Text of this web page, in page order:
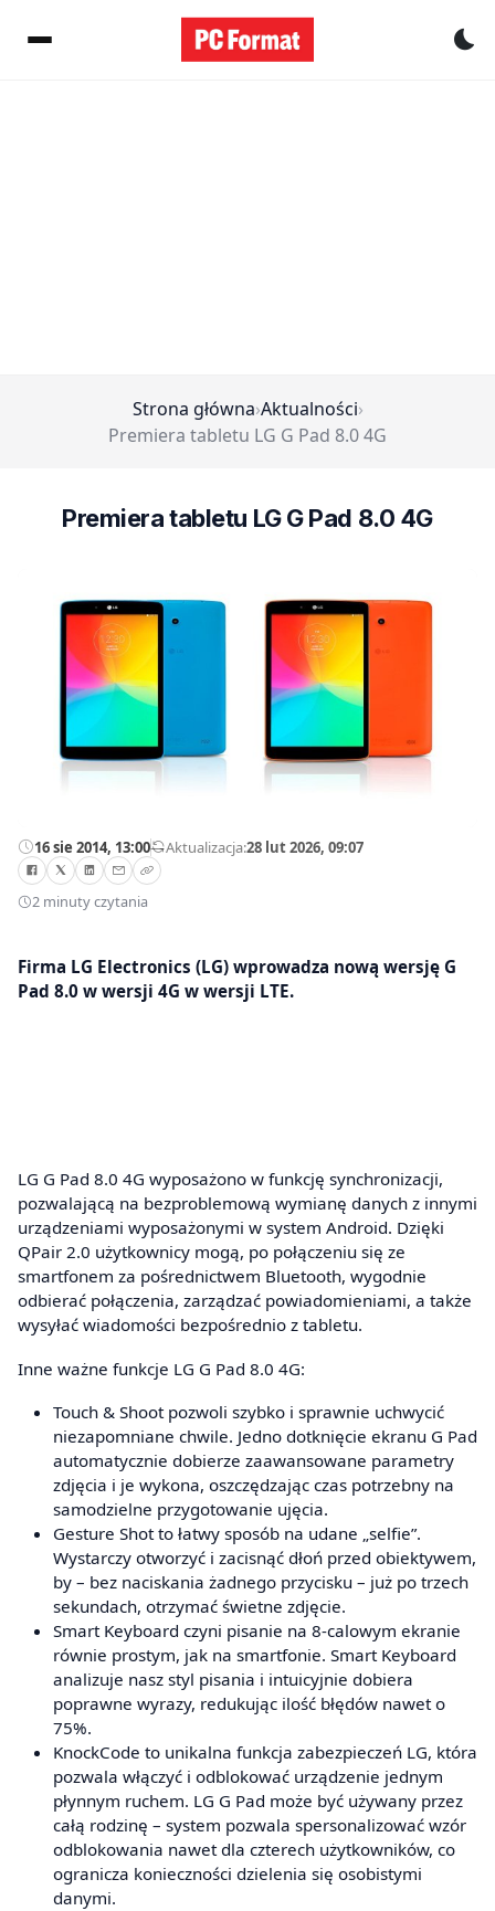
Strona główna›Aktualności›
Premiera tabletu LG G Pad 8.0 4G
Premiera tabletu LG G Pad 8.0 4G
16 sie 2014, 13:00—Aktualizacja:28 lut 2026, 09:07
2 minuty czytania
Firma LG Electronics (LG) wprowadza nową wersję G
Pad 8.0 w wersji 4G w wersji LTE.
LG G Pad 8.0 4G wyposażono w funkcję synchronizacji,
pozwalającą na bezproblemową wymianę danych z innymi
urządzeniami wyposażonymi w system Android. Dzięki
QPair 2.0 użytkownicy mogą, po połączeniu się ze
smartfonem za pośrednictwem Bluetooth, wygodnie
odbierać połączenia, zarządzać powiadomieniami, a także
wysyłać wiadomości bezpośrednio z tabletu.
Inne ważne funkcje LG G Pad 8.0 4G:
Touch & Shoot pozwoli szybko i sprawnie uchwycić
niezapomniane chwile. Jedno dotknięcie ekranu G Pad
automatycznie dobierze zaawansowane parametry
zdjęcia i je wykona, oszczędzając czas potrzebny na
samodzielne przygotowanie ujęcia.
Gesture Shot to łatwy sposób na udane „selfie”.
Wystarczy otworzyć i zacisnąć dłoń przed obiektywem,
by – bez naciskania żadnego przycisku – już po trzech
sekundach, otrzymać świetne zdjęcie.
Smart Keyboard czyni pisanie na 8-calowym ekranie
równie prostym, jak na smartfonie. Smart Keyboard
analizuje nasz styl pisania i intuicyjnie dobiera
poprawne wyrazy, redukując ilość błędów nawet o
75%.
KnockCode to unikalna funkcja zabezpieczeń LG, która
pozwala włączyć i odblokować urządzenie jednym
płynnym ruchem. LG G Pad może być używany przez
całą rodzinę – system pozwala spersonalizować wzór
odblokowania nawet dla czterech użytkowników, co
ogranicza konieczności dzielenia się osobistymi
danymi.